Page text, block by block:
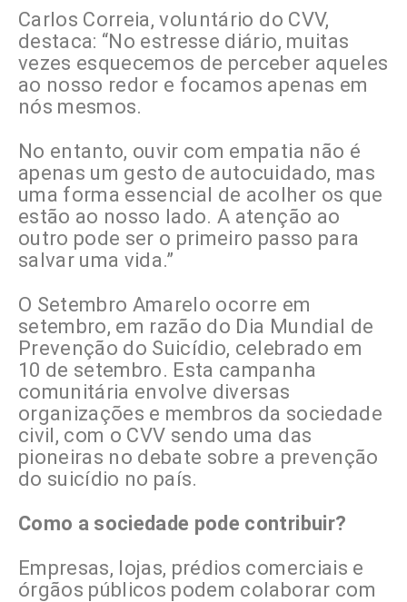
Carlos Correia, voluntário do CVV,
destaca: “No estresse diário, muitas
vezes esquecemos de perceber aqueles
ao nosso redor e focamos apenas em
nós mesmos.
No entanto, ouvir com empatia não é
apenas um gesto de autocuidado, mas
uma forma essencial de acolher os que
estão ao nosso lado. A atenção ao
outro pode ser o primeiro passo para
salvar uma vida.”
O Setembro Amarelo ocorre em
setembro, em razão do Dia Mundial de
Prevenção do Suicídio, celebrado em
10 de setembro. Esta campanha
comunitária envolve diversas
organizações e membros da sociedade
civil, com o CVV sendo uma das
pioneiras no debate sobre a prevenção
do suicídio no país.
Como a sociedade pode contribuir?
Empresas, lojas, prédios comerciais e
órgãos públicos podem colaborar com